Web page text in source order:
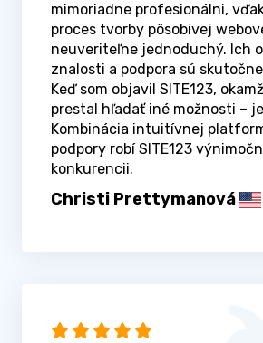
mimoriadne profesionálni,
proces tvorby pôsobivej
neuveriteľne jednoduchý. Ich
znalosti a podpora sú
Keď som objavil SITE123,
prestal hľadať iné možnosti –
Kombinácia intuitívnej
podpory robí SITE123
konkurencii.
Christi Prettymanová